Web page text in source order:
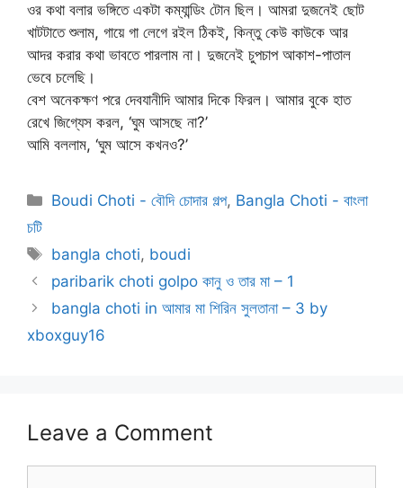
ওর কথা বলার ভঙ্গিতে একটা কম্যান্ডিং টোন ছিল। আমরা দুজনেই ছোট
খাটটাতে শুলাম, গায়ে গা লেগে রইল ঠিকই, কিন্তু কেউ কাউকে আর
আদর করার কথা ভাবতে পারলাম না। দুজনেই চুপচাপ আকাশ-পাতাল
ভেবে চলেছি।
বেশ অনেকক্ষণ পরে দেবযানীদি আমার দিকে ফিরল। আমার বুকে হাত
রেখে জিগ্যেস করল, ‘ঘুম আসছে না?’
আমি বললাম, ‘ঘুম আসে কখনও?’
Categories
Boudi Choti - বৌদি চোদার গল্প, Bangla Choti - বাংলা
চটি
Tags
bangla choti, boudi
paribarik choti golpo কানু ও তার মা – 1
bangla choti in আমার মা শিরিন সুলতানা – 3 by
xboxguy16
Leave a Comment